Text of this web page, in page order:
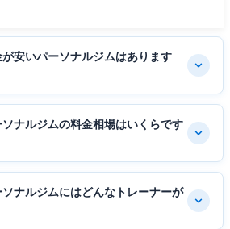
が安いパーソナルジムはあります
ソナルジムの料金相場はいくらです
ソナルジムにはどんなトレーナーが